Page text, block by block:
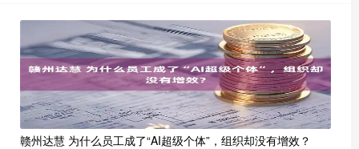
赣州达慧 为什么员工成了“AI超级个体”，组织却没有增效？